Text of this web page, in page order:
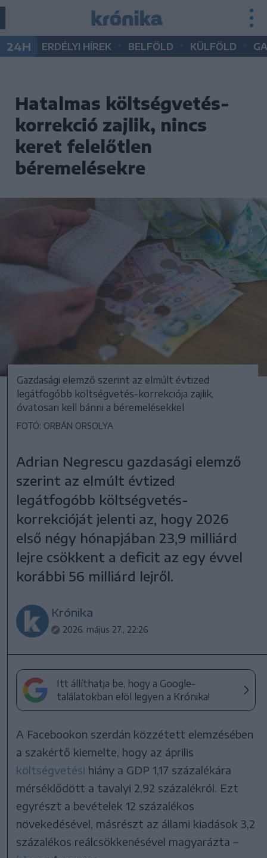
24H ERDÉLYI HÍREK BELFÖLD KÜLFÖLD
Hatalmas költségvetés-
korrekció zajlik, nincs
keret felelőtlen
béremelésekre
Gazdasági elemző szerint az elmúlt évtized
legátfogóbb költségvetés-korrekciója zajlik,
óvatosan kell bánni a béremelésekkel
FOTÓ: ORBÁN ORSOLYA
Adrian Negrescu gazdasági elemző
szerint az elmúlt évtized
legátfogóbb költségvetés-
korrekcióját jelenti az, hogy 2026
első négy hónapjában 23,9 milliárd
lejre csökkent a deficit az egy évvel
korábbi 56 milliárd lejről.
Krónika
2026. május 27., 22:26
Itt állíthatja be, hogy a Google-
találatokban elöl legyen a Krónika!
A Facebookon szerdán közzétett elemzésében
a szakértő kiemelte, hogy az április
költségvetési hiány a GDP 1,17 százalékára
mérséklődött a tavalyi 2,92 százalékról. Ezt
egyrészt a bevételek 12 százalékos
növekedésével, másrészt az állami kiadások 3,2
százalékos reálcsökkenésével magyarázta –